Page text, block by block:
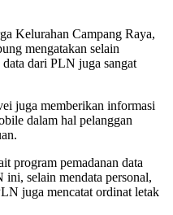
Kelurahan Campang Raya,
mengatakan selain
data dari PLN juga sangat
juga memberikan informasi
dalam hal pelanggan
program pemadanan data
selain mendata personal,
juga mencatat ordinat letak